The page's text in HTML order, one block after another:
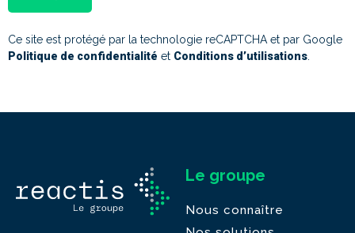
Ce site est protégé par la technologie reCAPTCHA et par Google
Politique de confidentialité et Conditions d’utilisations
Le groupe
Nous connaître